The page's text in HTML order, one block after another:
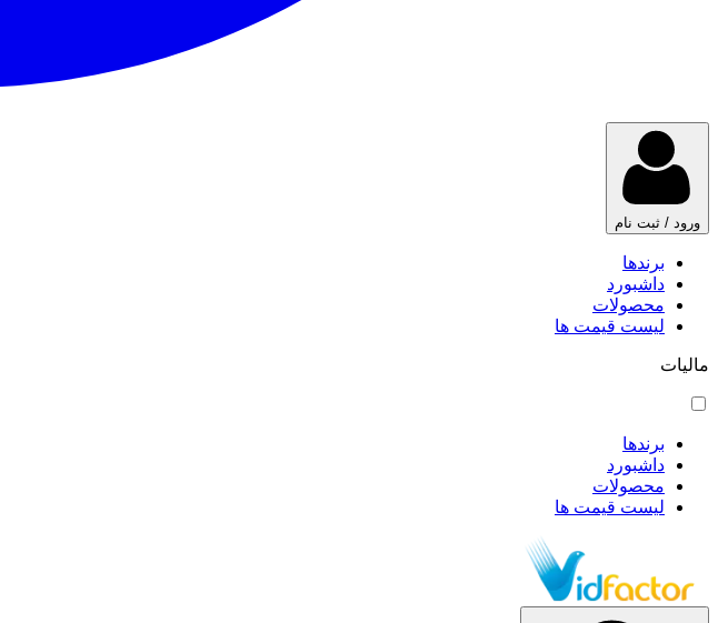
ورود / ثبت نام
برندها
داشبورد
محصولات
لیست قیمت ها
مالیات
برندها
داشبورد
محصولات
لیست قیمت ها